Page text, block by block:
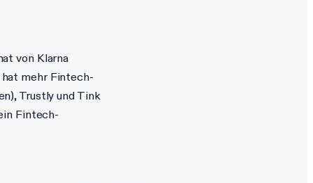
von Klarna
mehr Fintech-
Trustly und Tink
Fintech-